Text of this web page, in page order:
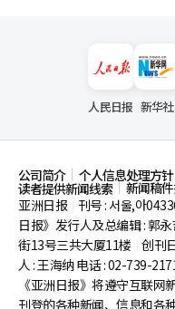
人民日报 新华社
公司简介 个人信息处理方针
读者提供新闻线索
新闻稿
亚洲日报
刊号 : 서울,아
日报》发行人及总编辑 : 郭
街13号三共大厦11楼 创刊
人 : 王海纳 电话 : 02-739-
《亚洲日报》将遵守互联网
刊登的各种新闻、信息和各